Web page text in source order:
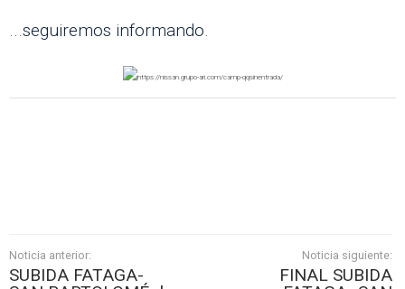
...seguiremos informando.
Noticia anterior:
SUBIDA FATAGA-
Noticia siguiente:
FINAL SUBIDA